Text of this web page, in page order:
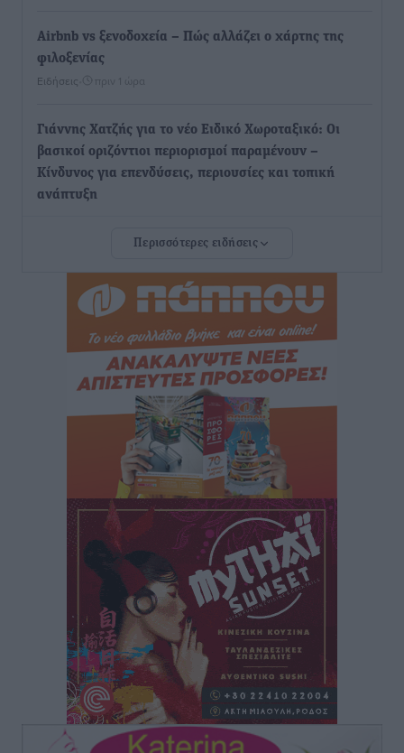
Airbnb vs ξενοδοχεία – Πώς αλλάζει ο χάρτης της
φιλοξενίας
Ειδήσεις πριν 1 ώρα
Γιάννης Χατζής για το νέο Ειδικό Χωροταξικό: Οι
βασικοί οριζόντιοι περιορισμοί παραμένουν –
Κίνδυνος για επενδύσεις, περιουσίες και τοπική
ανάπτυξη
δεν υπάρχουν περιθώρια εφησυχασμού
Ειδήσεις• πριν 2 ώρες
Στον Άγιο Νικόλαο Χάλκης ανοίγει ξανά το
ανανεωμένο εκκλησιαστικό μουσείο από τη Λέσχη
πριν 2 ώρες
Ρόδος: «Βουλιάζει» από τουρίστες – Πάνω από 1 εκατ.
επιβάτες και 55 κρουαζιερόπλοια
Τοπικές Ειδήσεις πριν 2 ώρες
Γ’ Εθνική Κατηγορία: Οι ημερομηνίες των
αγωνιστικών της κανονικής περιόδου
πριν 7 ώρες
Συνελήφθησαν δύο άτομα στην Κάρπαθο για άγρα
πελατών
Τοπικές Ειδήσεις• πριν 8 ώρες
Περισσότερες ειδήσεις